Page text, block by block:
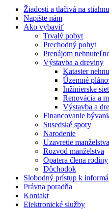
Žiadosti a tlačivá na
Napíšte nám
Ako vybaviť
Trvalý pobyt
Prechodný pobyt
Prenájom
Výstavba a dreviny
Kataster
Územné
Inžinierske
Renovácia a
Výstavba a
Financovanie
Susedské spory
Narodenie
Uzavretie manželstva
Rozvod manželstva
Opatera člena rodiny
Dôchodok
Slobodný prístup k
Právna poradňa
Kontakt
Elektronické služby